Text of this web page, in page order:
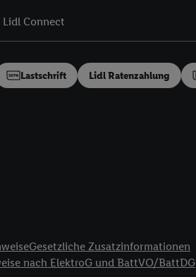
Lidl Connect
Lastschrift Lidl Ratenzahlung
Gesetzliche Zusatzinformationen
nach ElektroG und BattVO/BattDG
(nur für
Utiq.
sämtlicher
Ihre Einwilligung
gilt auch für die
für Werbung und
Quellen,
Informationen,
von oder